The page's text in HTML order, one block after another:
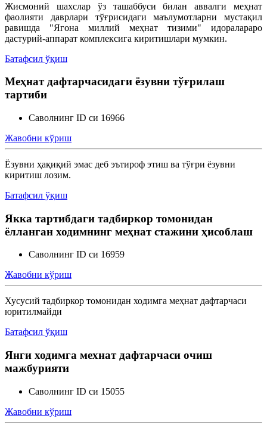
Жисмоний шахслар ўз ташаббуси билан аввалги меҳнат
фаолияти даврлари тўғрисидаги маълумотларни мустақил
равишда "Ягона миллий меҳнат тизими" идоралараро
дастурий-аппарат комплексига киритишлари мумкин.
Батафсил ўқиш
Меҳнат дафтарчасидаги ёзувни тўғрилаш
тартиби
Саволнинг ID си 16966
Жавобни кўриш
Ёзувни ҳақиқий эмас деб эътироф этиш ва тўғри ёзувни
киритиш лозим.
Батафсил ўқиш
Якка тартибдаги тадбиркор томонидан
ёлланган ходимнинг меҳнат стажини ҳисоблаш
Саволнинг ID си 16959
Жавобни кўриш
Хусусий тадбиркор томонидан ходимга меҳнат дафтарчаси
юритилмайди
Батафсил ўқиш
Янги ходимга мехнат дафтарчаси очиш
мажбурияти
Саволнинг ID си 15055
Жавобни кўриш